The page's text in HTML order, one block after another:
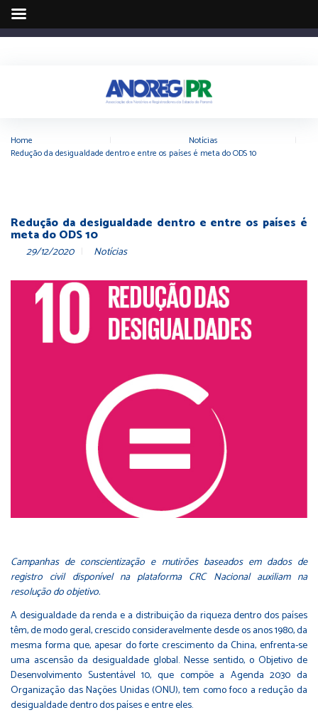
Home Notícias
Redução da desigualdade dentro e entre os países é meta do ODS 10
Redução da desigualdade dentro e entre os países é
meta do ODS 10
29/12/2020 Notícias
Campanhas de conscientização e mutirões baseados em dados de
registro civil disponível na plataforma CRC Nacional auxiliam na
resolução do objetivo.
A desigualdade da renda e a distribuição da riqueza dentro dos países
têm, de modo geral, crescido consideravelmente desde os anos 1980, da
mesma forma que, apesar do forte crescimento da China, enfrenta-se
uma ascensão da desigualdade global. Nesse sentido, o Objetivo de
Desenvolvimento Sustentável 10, que compõe a Agenda 2030 da
Organização das Nações Unidas (ONU), tem como foco a redução da
desigualdade dentro dos países e entre eles.